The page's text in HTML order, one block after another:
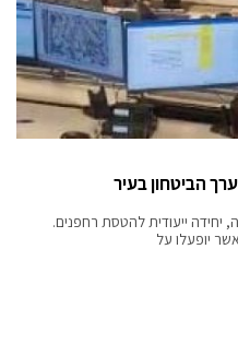
הביטחון בעיר
יחידה ייעודית להטסת רחפנים.